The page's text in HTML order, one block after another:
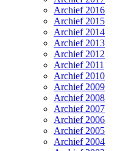
Archief 2016
Archief 2015
Archief 2014
Archief 2013
Archief 2012
Archief 2011
Archief 2010
Archief 2009
Archief 2008
Archief 2007
Archief 2006
Archief 2005
Archief 2004